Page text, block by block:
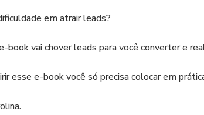
em atrair leads?
book vai chover leads para você converter e
esse e-book você só precisa colocar em